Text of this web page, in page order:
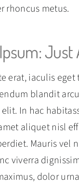
rhoncus metus.
Just
erat, iaculis
blandit
In hac
aliquet nisl
Mauris vel
viverra
dolor